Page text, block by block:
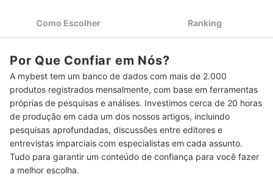
2 Opte pelo Óleo de Rosa Mosqueta Canina
3
Mais Benefícios
4
Evite a Oxidação do Óleo! Invista em uma Embalagem Escura
para Preservar as Propriedades
Top 10 Melhores Óleos de Rosa Mosqueta
Perguntas Frequentes sobre Óleos de Rosa Mosqueta
Como Usar o Óleo de Rosa Mosqueta?
Como Escolher Ranking
Por Que Confiar em Nós?
A mybest tem um banco de dados com mais de 2.000
produtos registrados mensalmente, com base em ferramentas
próprias de pesquisas e análises. Investimos cerca de 20 horas
de produção em cada um dos nossos artigos, incluindo
pesquisas aprofundadas, discussões entre editores e
entrevistas imparciais com especialistas em cada assunto.
Tudo para garantir um conteúdo de confiança para você fazer
a melhor escolha.